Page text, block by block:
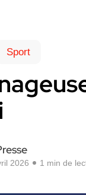
Sport
2026 1 min de